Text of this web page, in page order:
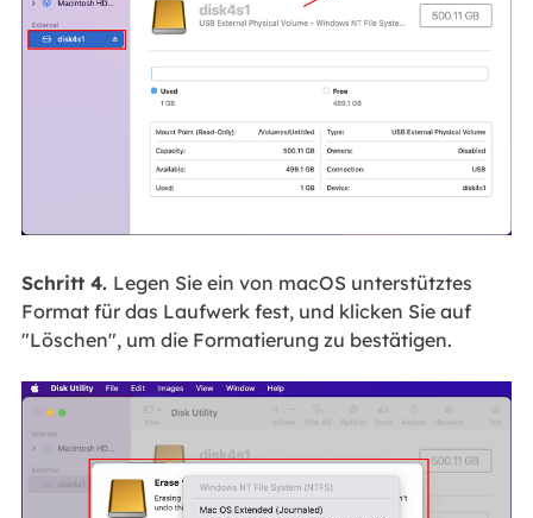
Schritt 4. Legen Sie ein von macOS unterstütztes
Format für das Laufwerk fest, und klicken Sie auf
"Löschen", um die Formatierung zu bestätigen.